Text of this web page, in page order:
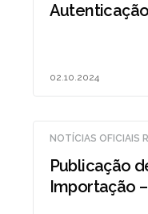
02.10.2024
NOTÍCIAS OFICIAIS
Publicação
Importação